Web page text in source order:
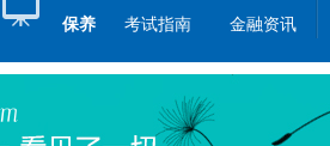
保养
考试指南 金融资讯